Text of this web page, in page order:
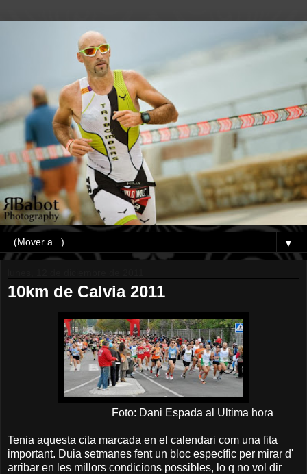
▼
10km de Calvia 2011
Foto: Dani Espada al Ultima hora
Tenia aquesta cita marcada en el calendari com una fita
important. Duia setmanes fent un bloc específic per mirar d'
arribar en les millors condicions possibles, lo q no vol dir